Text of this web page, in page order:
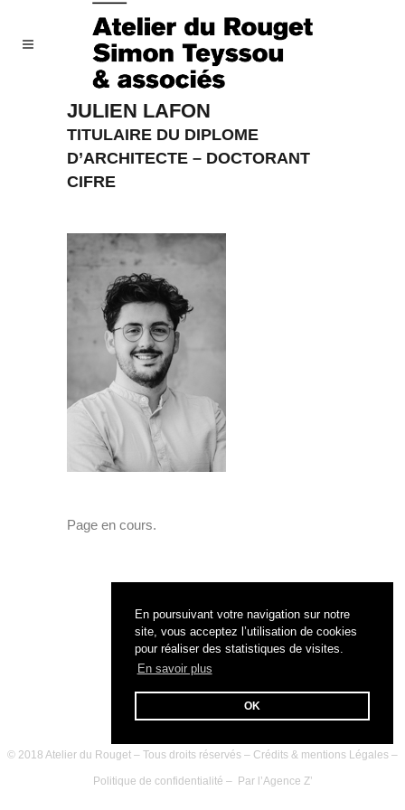
En poursuivant votre navigation sur notre
site, vous acceptez l’utilisation de cookies
pour réaliser des statistiques de visites.
En savoir plus
OK
JULIEN LAFON
TITULAIRE DU DIPLOME
D’ARCHITECTE – DOCTORANT
CIFRE
Page en cours.
© 2018 Atelier du Rouget – Tous droits réservés – Crédits & mentions Légales –
Politique de confidentialité – Par l’Agence Z’